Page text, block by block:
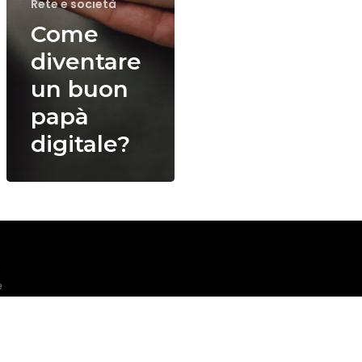
Rete e società
Come
diventare
un buon
papà
digitale?